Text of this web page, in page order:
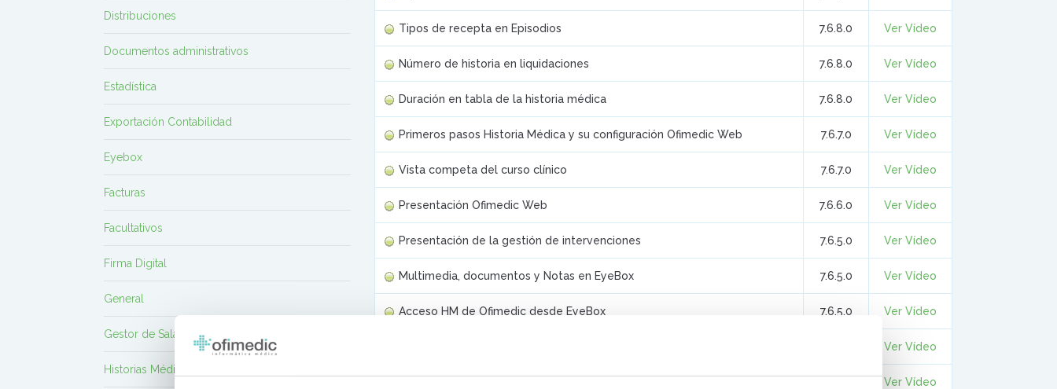
Distribuciones
Documentos administrativos
Estadística
Exportación Contabilidad
Eyebox
Facturas
Facultativos
Firma Digital
General
Gestor de Salas de Espera
Historias Médicas
Tipos de recepta en Episodios 7.6.8.0 Ver Vídeo
Número de historia en liquidaciones 7.6.8.0 Ver Vídeo
Duración en tabla de la historia médica 7.6.8.0 Ver Vídeo
Primeros pasos Historia Médica y su configuración Ofimedic Web 7.6.7.0 Ver Vídeo
Vista competa del curso clínico 7.6.7.0 Ver Vídeo
Presentación Ofimedic Web 7.6.6.0 Ver Vídeo
Presentación de la gestión de intervenciones 7.6.5.0 Ver Vídeo
Multimedia, documentos y Notas en EyeBox 7.6.5.0 Ver Vídeo
Acceso HM de Ofimedic desde EyeBox 7.6.5.0 Ver Vídeo
Ver Vídeo
Ver Vídeo